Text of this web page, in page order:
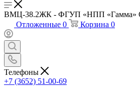
ВМЦ-38.2ЖК - ФГУП «НПП «Гамма»
Отложенные 0 Корзина 0
Телефоны
+7 (3652) 51-00-69